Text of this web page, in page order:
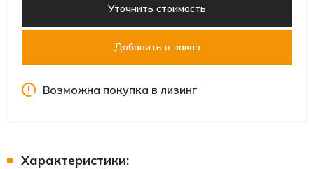
Уточнить стоимость
Добавить в заказ
Возможна покупка в лизинг
Характеристики: